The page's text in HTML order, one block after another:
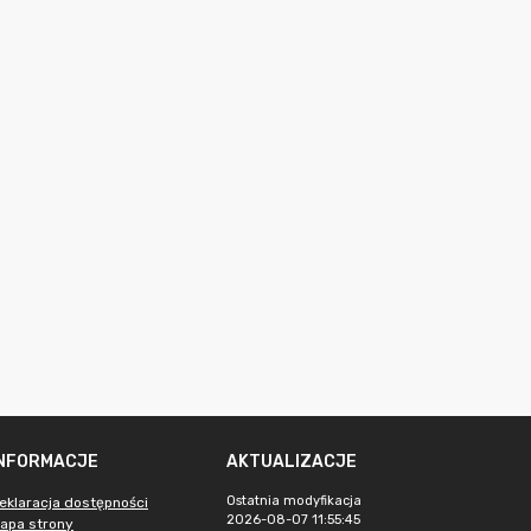
dostępności
strony
AKTUALIZACJE
Ostatnia modyfikacja
2026-08-07 11:55:45